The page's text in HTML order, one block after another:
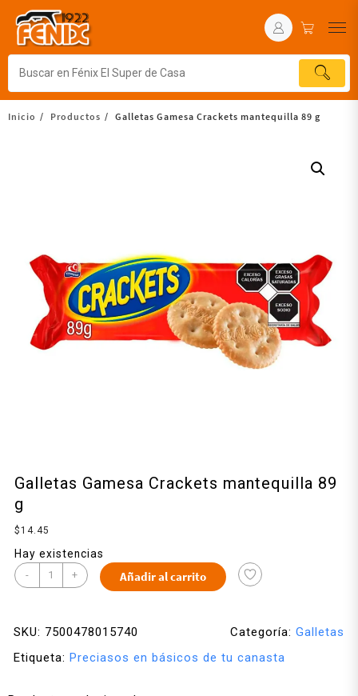
Inicio Productos Galletas Gamesa Crackets mantequilla 89 g
Galletas Gamesa Crackets mantequilla 89
g
$ 14.45
Hay existencias
- + Añadir al carrito
SKU: 7500478015740 Categoría: Galletas
Etiqueta: Preciasos en básicos de tu canasta